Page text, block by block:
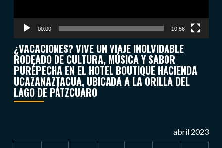
00:00 10:56
¿VACACIONES? VIVE UN VIAJE INOLVIDABLE
RODEADO DE CULTURA, MÚSICA Y SABOR
PURÉPECHA EN EL HOTEL BOUTIQUE HACIENDA
UCAZANAZTACUA, UBICADA A LA ORILLA DEL
LAGO DE PÁTZCUARO
abril 2023